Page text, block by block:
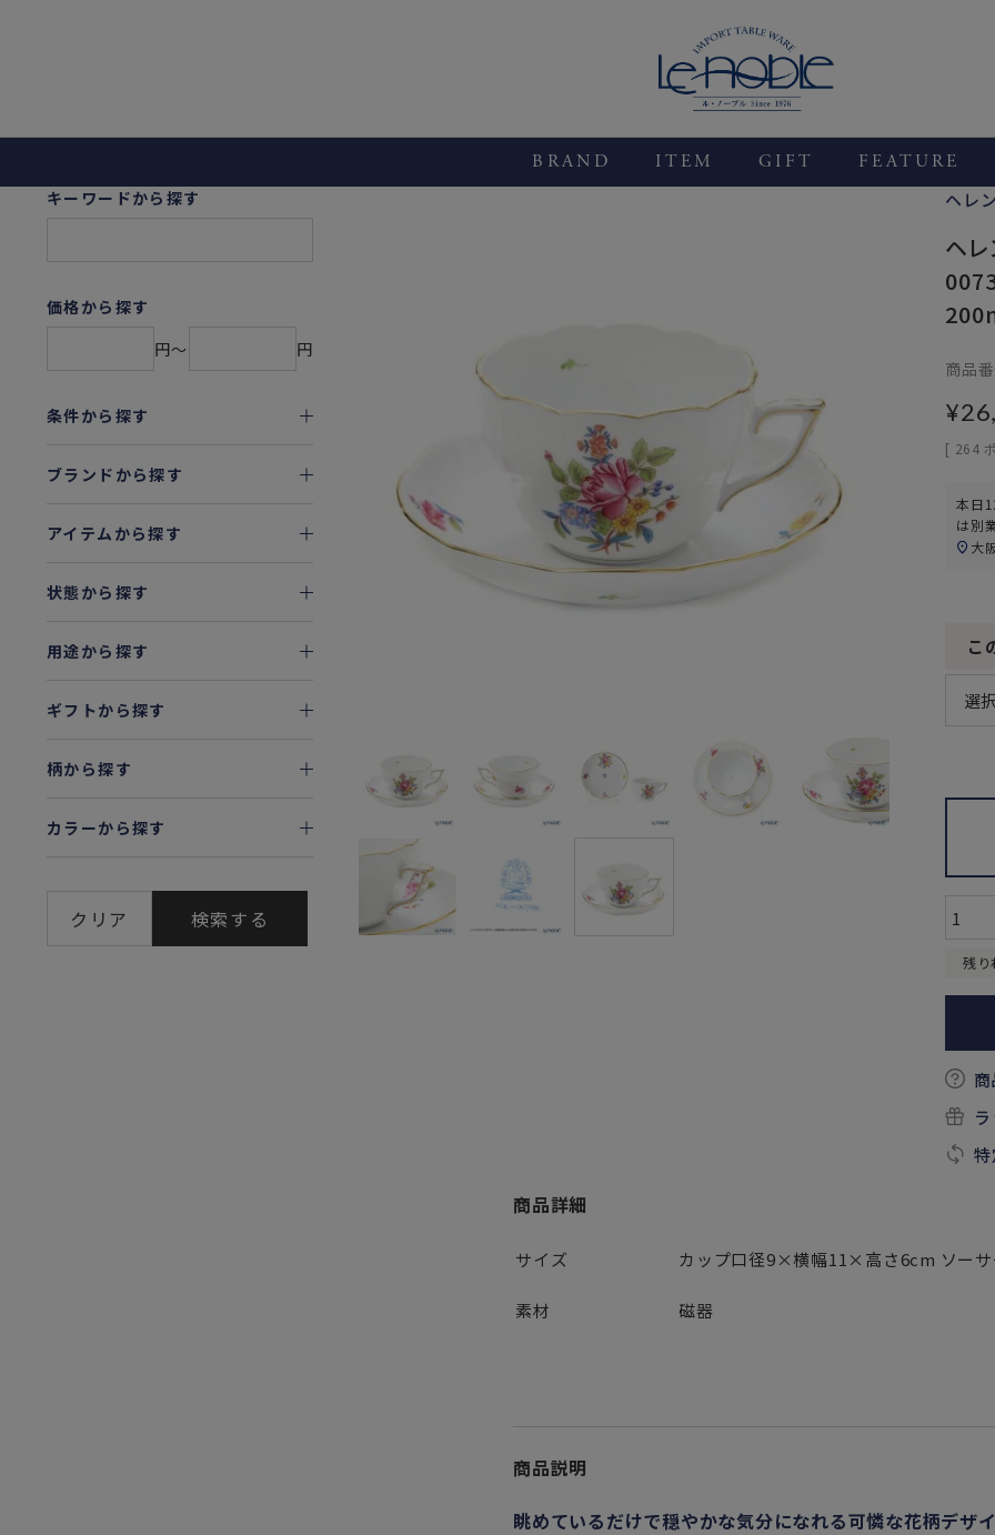
BRAND ITEM GIFT FEATURE
キーワードから探す
価格から探す
円〜
円
条件から探す
ブランドから探す
アイテムから探す
状態から探す
用途から探す
ギフトから探す
柄から探す
カラーから探す
クリア 検索する
ヘレ
ヘ
商品
¥
[ 264
本日
は別
大
こ
残り
商品詳細
サイズ カップ口径9×横幅11×高さ6cm ソー
素材 磁器
商品説明
眺めているだけで穏やかな気分になれる可憐な花柄デザイ